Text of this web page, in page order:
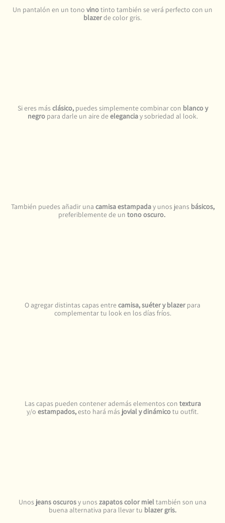
Un pantalón en un tono vinotinto también se verá perfecto con un
blazerde color gris.
Si eres másclásico,puedes simplemente combinar con blanco y
negropara darle un aire deeleganciay sobriedad al look.
También puedes añadir una camisa estampaday unos jeans básicos,
preferiblemente de un tono oscuro.
O agregar distintas capas entrecamisa, suéter y blazerpara
complementar tu look en los días fríos.
Las capas pueden contener además elementos con textura
y/o estampados,esto hará más jovial y dinámicotu outfit.
Unos jeans oscurosy unoszapatos color mieltambién son una
buena alternativa para llevar tu blazer gris.